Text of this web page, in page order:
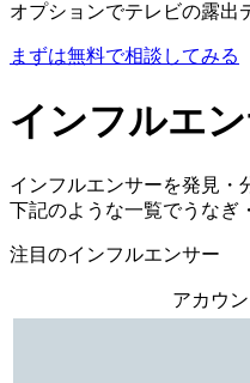
オプションでテレビの露出
まずは無料で相談してみる
インフルエ
インフルエンサーを発見・
下記のような一覧でうなぎ
注目のインフルエンサー
アカウン